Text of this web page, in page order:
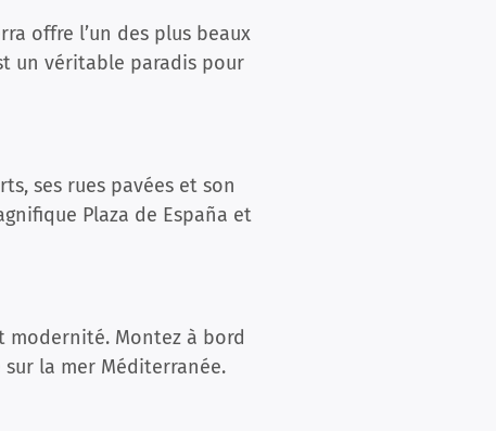
offre l’un des plus beaux
un véritable paradis pour
ses rues pavées et son
Plaza de España et
modernité. Montez à bord
la mer Méditerranée.